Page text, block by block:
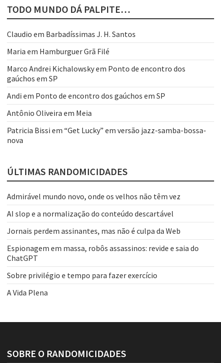
TODO MUNDO DÁ PALPITE…
Claudio em Barbadíssimas J. H. Santos
Maria em Hamburguer Grã Filé
Marco Andrei Kichalowskyem Ponto de encontro dos
gaúchos em SP
Andi em Ponto de encontro dos gaúchos em SP
Antônio Oliveira em Meia
Patricia Bissi em “Get Lucky” em versão jazz-samba-bossa-
nova
ÚLTIMAS RANDOMICIDADES
Admirável mundo novo, onde os velhos não têm vez
AI slop e a normalização do conteúdo descartável
Jornais perdem assinantes, mas não é culpa da Web
Espionagem em massa, robôs assassinos: revide e saia do
ChatGPT
Sobre privilégio e tempo para fazer exercício
A Vida Plena
SOBRE O RANDOMICIDADES